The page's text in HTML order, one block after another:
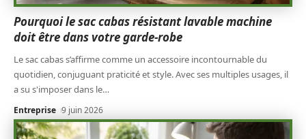
Pourquoi le sac cabas résistant lavable machine
doit être dans votre garde-robe
Le sac cabas s’affirme comme un accessoire incontournable du
quotidien, conjuguant praticité et style. Avec ses multiples usages, il
a su s'imposer dans le…
Entreprise 9 juin 2026